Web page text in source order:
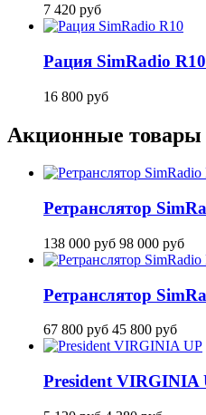
7 420 руб
Рация SimRadio R10
16 800 руб
Акционные товары
Ретранслятор
138 000 руб 98 000 руб
Ретранслятор
67 800 руб 45 800 руб
President VIRGINIA